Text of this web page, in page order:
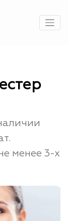
менее 3-х